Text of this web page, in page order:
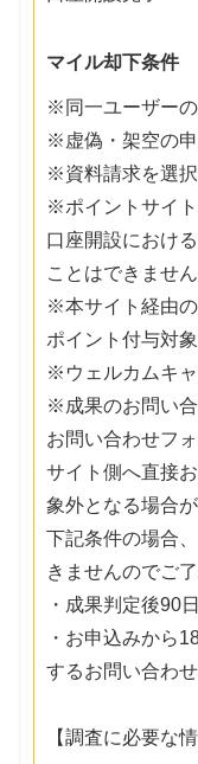
マイル却下条件
※同一ユーザー
※虚偽・架空の
※資料請求を選
※ポイントサイト
口座開設におけ
ことはできません
※本サイト経由の
ポイント付与対
※ウェルカムキ
※成果のお問い
お問い合わせフ
サイト側へ直接
象外となる場合
下記条件の場合
きませんのでご
・成果判定後90
・お申込みから
するお問い合わせ
【調査に必要な